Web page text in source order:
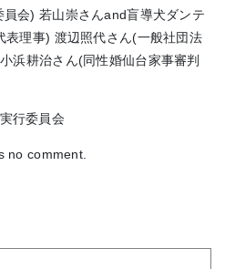
会) 若山崇さんand盲導犬ダンテ
表理事) 渡辺照代さん(一般社団法
浜耕治さん(同性婚仙台家事審判
行委員会
no comment.